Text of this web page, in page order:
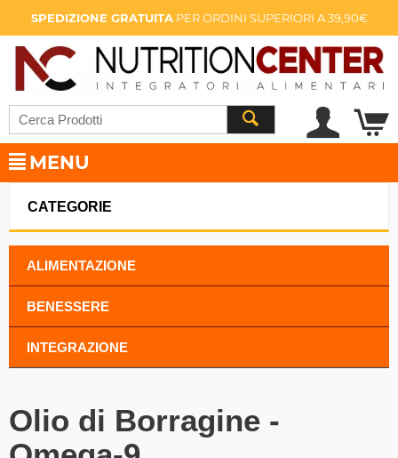
SPEDIZIONE GRATUITAPER ORDINI SUPERIORI A 39,90€
MENU
CATEGORIE
ALIMENTAZIONE
BENESSERE
INTEGRAZIONE
Olio di Borragine -